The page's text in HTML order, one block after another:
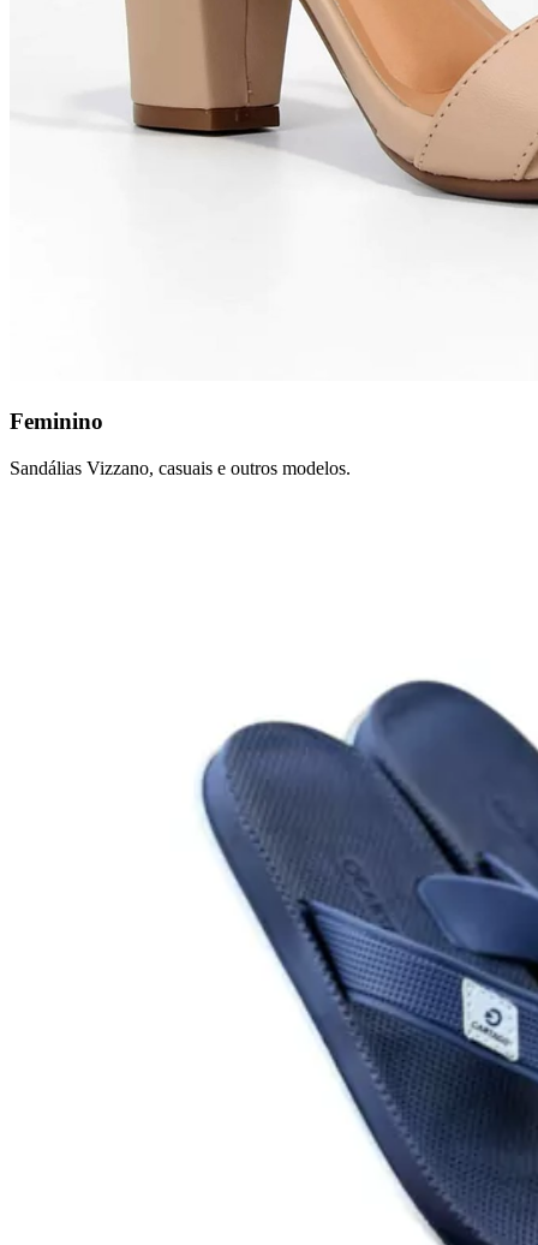
Feminino
Sandálias Vizzano, casuais e outros modelos.